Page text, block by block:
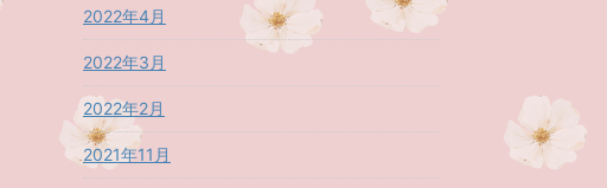
2022年4月
2022年3月
2022年2月
2021年11月